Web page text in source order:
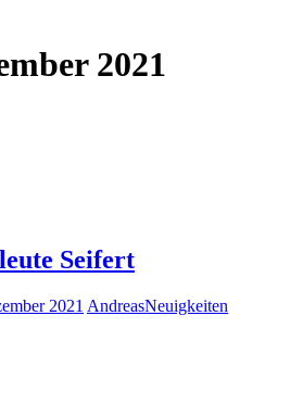
2021
Seifert
2021 AndreasNeuigkeiten